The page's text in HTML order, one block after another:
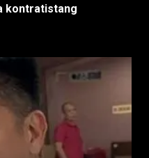
kontratistang